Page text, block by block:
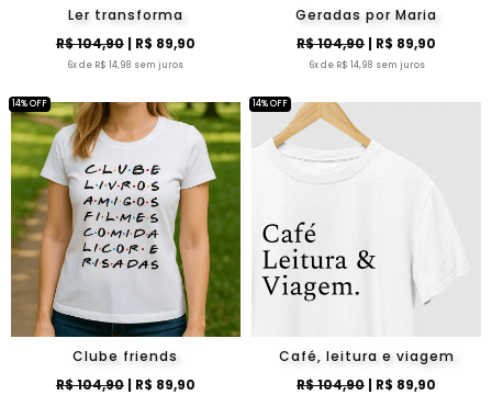
Ler transforma
R$ 104,90| R$ 89,90
6x de R$ 14,98 sem juros
Geradas por Maria
R$ 104,90| R$ 89,90
6x de R$ 14,98 sem juros
Clube friends
R$ 104,90| R$ 89,90
14% OFF
Café, leitura e viagem
R$ 104,90| R$ 89,90
14% OFF